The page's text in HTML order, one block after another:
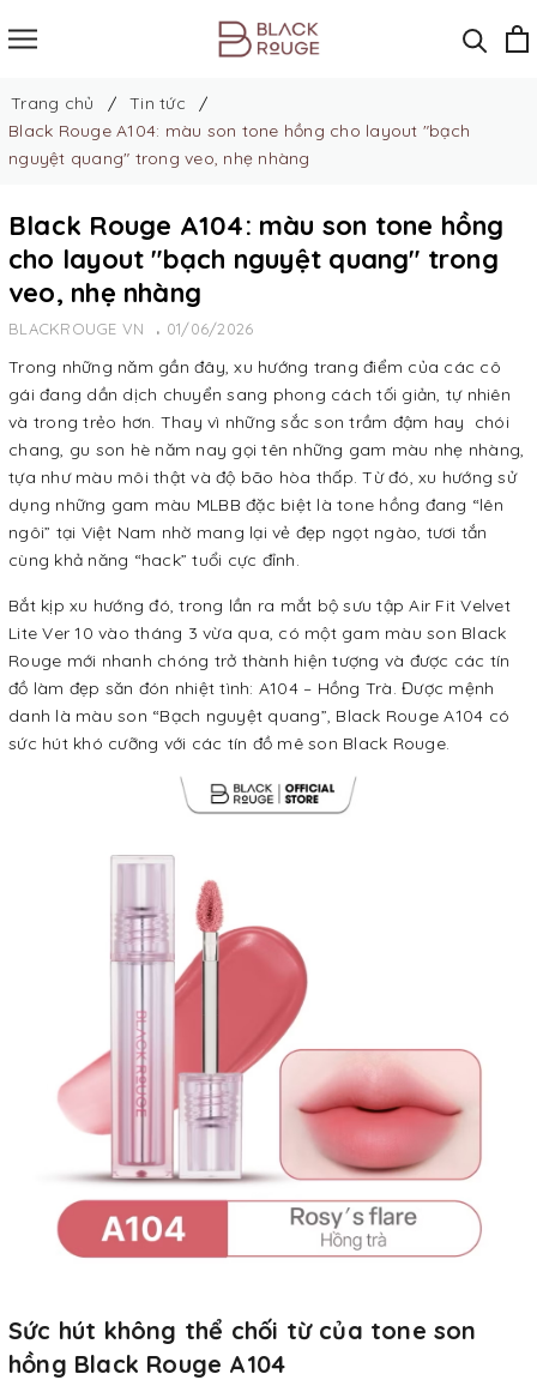
Trang chủ
Tin tức
Black Rouge A104: màu son tone hồng cho layout "bạch
nguyệt quang" trong veo, nhẹ nhàng
Black Rouge A104: màu son tone hồng
cho layout "bạch nguyệt quang" trong
veo, nhẹ nhàng
BLACKROUGE VN 01/06/2026
Trong những năm gần đây, xu hướng trang điểm của các cô
gái đang dần dịch chuyển sang phong cách tối giản, tự nhiên
và trong trẻo hơn. Thay vì những sắc son trầm đậm hay chói
chang, gu son hè năm nay gọi tên những gam màu nhẹ nhàng,
tựa như màu môi thật và độ bão hòa thấp. Từ đó, xu hướng sử
dụng những gam màu MLBB đặc biệt là tone hồng đang “lên
ngôi” tại Việt Nam nhờ mang lại vẻ đẹp ngọt ngào, tươi tắn
cùng khả năng “hack” tuổi cực đỉnh.
Bắt kịp xu hướng đó, trong lần ra mắt bộ sưu tập Air Fit Velvet
Lite Ver 10 vào tháng 3 vừa qua, có một gam màu son Black
Rouge mới nhanh chóng trở thành hiện tượng và được các tín
đồ làm đẹp săn đón nhiệt tình: A104 – Hồng Trà. Được mệnh
danh là màu son “Bạch nguyệt quang”, Black Rouge A104 có
sức hút khó cưỡng với các tín đồ mê son Black Rouge.
Sức hút không thể chối từ của tone son
hồng Black Rouge A104